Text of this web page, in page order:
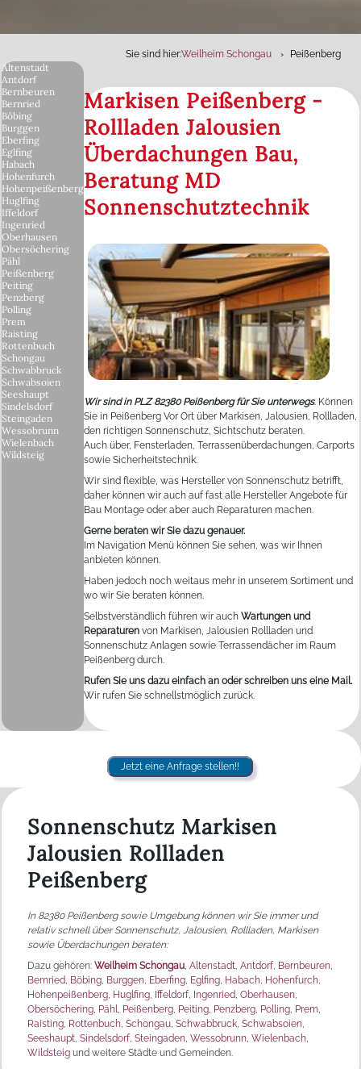
Sie sind hier:Weilheim Schongau Peißenberg
Markisen Peißenberg -
Rollladen Jalousien
Überdachungen Bau,
Beratung MD
Sonnenschutztechnik
Wir sind in PLZ 82380 Peißenberg für Sie unterwegs. Können
Sie in Peißenberg Vor Ort über Markisen, Jalousien, Rollladen,
den richtigen Sonnenschutz, Sichtschutz beraten.
Auch über, Fensterladen, Terrassenüberdachungen, Carports
sowie Sicherheitstechnik.
Wir sind flexible, was Hersteller von Sonnenschutz betrifft,
daher können wir auch auf fast alle Hersteller Angebote für
Bau Montage oder aber auch Reparaturen machen.
Gerne beraten wir Sie dazu genauer.
Im Navigation Menü können Sie sehen, was wir Ihnen
anbieten können.
Haben jedoch noch weitaus mehr in unserem Sortiment und
wo wir Sie beraten können.
Selbstverständlich führen wir auchWartungen und
Reparaturen von Markisen, Jalousien Rollladen und
Sonnenschutz Anlagen sowie Terrassendächer im Raum
Peißenberg durch.
Rufen Sie uns dazu einfach an oder schreiben uns eine Mail.
Wir rufen Sie schnellstmöglich zurück.
Altenstadt
Antdorf
Bernbeuren
Bernried
Böbing
Burggen
Eberfing
Eglfing
Habach
Hohenfurch
Hohenpeißenberg
Huglfing
Iffeldorf
Ingenried
Oberhausen
Obersöchering
Pähl
Peißenberg
Peiting
Penzberg
Polling
Prem
Raisting
Rottenbuch
Schongau
Schwabbruck
Schwabsoien
Seeshaupt
Sindelsdorf
Steingaden
Wessobrunn
Wielenbach
Wildsteig
Jetzt eine Anfrage stellen!!
Sonnenschutz Markisen
Jalousien Rollladen
Peißenberg
In 82380 Peißenberg sowie Umgebung können wir Sie immer und
relativ schnell über Sonnenschutz, Jalousien, Rollladen, Markisen
sowie Überdachungen beraten:
Dazu gehören:Weilheim Schongau,Altenstadt,Antdorf, Bernbeuren,
Bernried, Böbing, Burggen, Eberfing, Eglfing, Habach, Hohenfurch,
Hohenpeißenberg, Huglfing, Iffeldorf, Ingenried,Oberhausen,
Obersöchering, Pähl, Peißenberg, Peiting, Penzberg, Polling, Prem,
Raisting, Rottenbuch,Schongau,Schwabbruck,Schwabsoien,
Seeshaupt,Sindelsdorf,Steingaden,Wessobrunn,Wielenbach,
Wildsteig und weitere Städte und Gemeinden.